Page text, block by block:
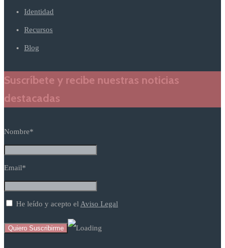
Identidad
Recursos
Blog
Suscríbete y recibe nuestras noticias
destacadas
Nombre*
Email*
He leído y acepto el Aviso Legal